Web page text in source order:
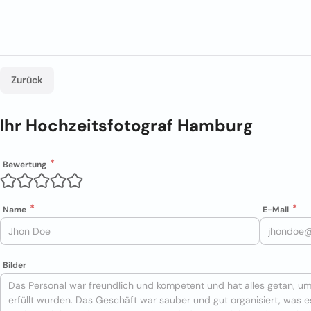
Zurück
Ihr Hochzeitsfotograf Hamburg
Bewertung
Name E-Mail
Bilder